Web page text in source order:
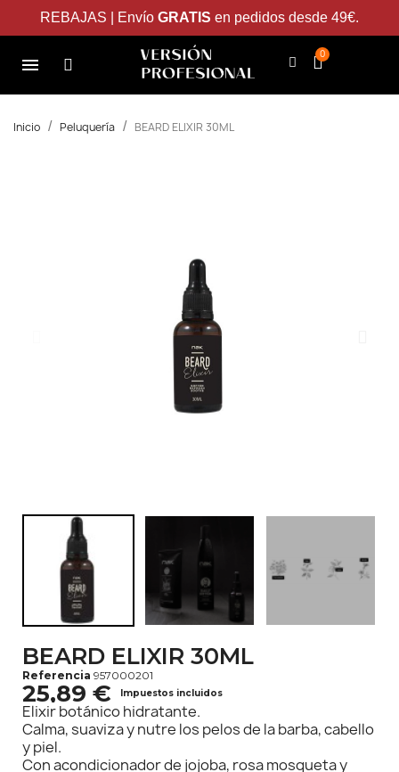
REBAJAS | Envío GRATIS en pedidos desde 49€.
Inicio Peluquería BEARD ELIXIR 30ML
BEARD ELIXIR 30ML
Referencia 957000201
25,89 € Impuestos incluidos
Elixir botánico hidratante.
Calma, suaviza y nutre los pelos de la barba, cabello
y piel.
Con acondicionador de jojoba, rosa mosqueta y